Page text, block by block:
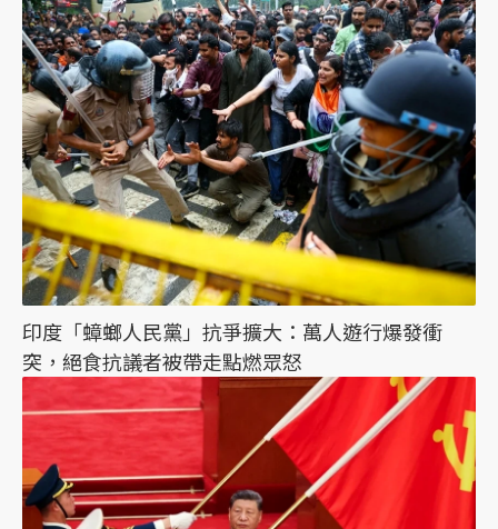
印度「蟑螂人民黨」抗爭擴大：萬人遊行爆發衝
突，絕食抗議者被帶走點燃眾怒